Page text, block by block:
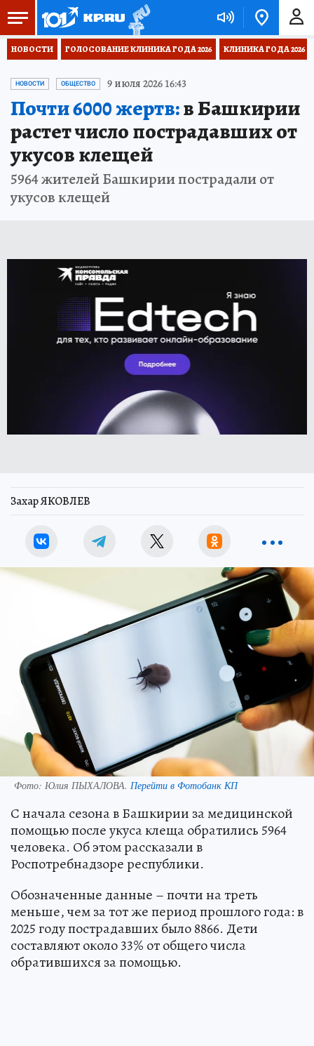
НОВОСТИ ГОЛОСОВАНИЕ КЛИНИКА ГОДА 2026 КЛИНИКА ГОДА 2026
НОВОСТИ ОБЩЕСТВО 9 июля 2026 16:43
Почти 6000 жертв:в Башкирии
растет число пострадавших от
укусов клещей
5964 жителей Башкирии пострадали от
укусов клещей
Захар ЯКОВЛЕВ
Фото: Юлия ПЫХАЛОВА. Перейти в Фотобанк КП
С начала сезона в Башкирии за медицинской
помощью после укуса клеща обратились 5964
человека. Об этом рассказали в
Роспотребнадзоре республики.
Обозначенные данные – почти на треть
меньше, чем за тот же период прошлого года: в
2025 году пострадавших было 8866. Дети
составляют около 33% от общего числа
обратившихся за помощью.